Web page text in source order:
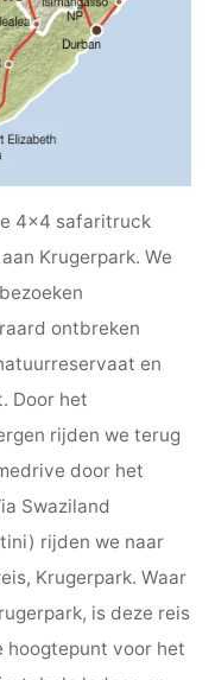
4×4 safaritruck
Krugerpark. We
ontbreken
en
Door het
rijden we terug
door het
Swaziland
rijden we naar
Krugerpark. Waar
is deze reis
hoogtepunt voor het